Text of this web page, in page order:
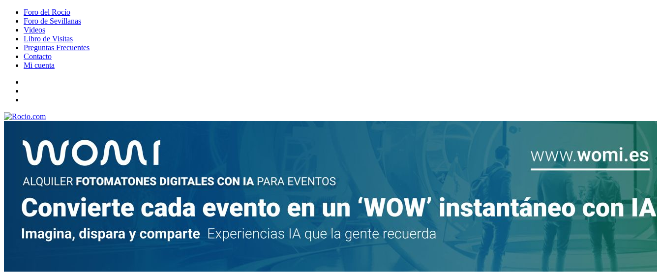
Foro del Rocío
Foro de Sevillanas
Videos
Libro de Visitas
Preguntas Frecuentes
Contacto
Mi cuenta